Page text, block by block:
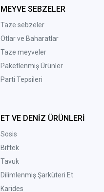
MEYVE SEBZELER
Taze sebzeler
Otlar ve Baharatlar
Taze meyveler
Paketlenmiş Ürünler
Parti Tepsileri
ET VE DENİZ ÜRÜNLERİ
Sosis
Biftek
Tavuk
Dilimlenmiş Şarküteri Et
Karides